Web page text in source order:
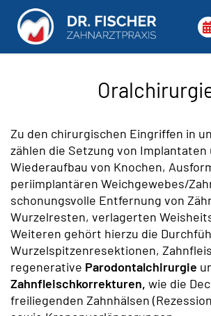
Zu den chirurgischen Eingriffen in
zählen die Setzung von Implantaten
Wiederaufbau von Knochen,
periimplantären Weichgewebes/
schonungsvolle Entfernung von
Wurzelresten, verlagerten
Weiteren gehört hierzu die
Wurzelspitzenresektionen,
regenerative Parodontalchirurgie
Zahnfleischkorrekturen, wie die
freiliegenden Zahnhälsen